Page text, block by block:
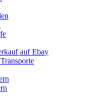
auf Ebay